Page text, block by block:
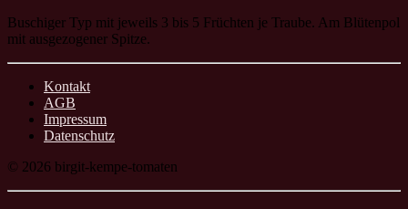
Buschiger Typ mit jeweils 3 bis 5 Früchten je Traube. Am Blütenpol
mit ausgezogener Spitze.
Kontakt
AGB
Impressum
Datenschutz
© 2026 birgit-kempe-tomaten